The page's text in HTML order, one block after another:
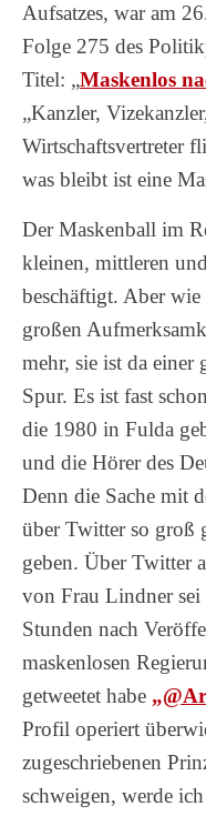
Aufsatzes, war am
Folge 275 des
Titel: „Maskenlos
„Kanzler,
Wirtschaftsvertreter
was bleibt ist eine
Der Maskenball im
kleinen, mittleren
beschäftigt. Aber
großen
mehr, sie ist da einer
Spur. Es ist fast
die 1980 in Fulda
und die Hörer des
Denn die Sache mit
über Twitter so groß
geben. Über Twitter
von Frau Lindner sei
Stunden nach
maskenlosen
getweetet habe
Profil operiert
zugeschriebenen
schweigen, werde